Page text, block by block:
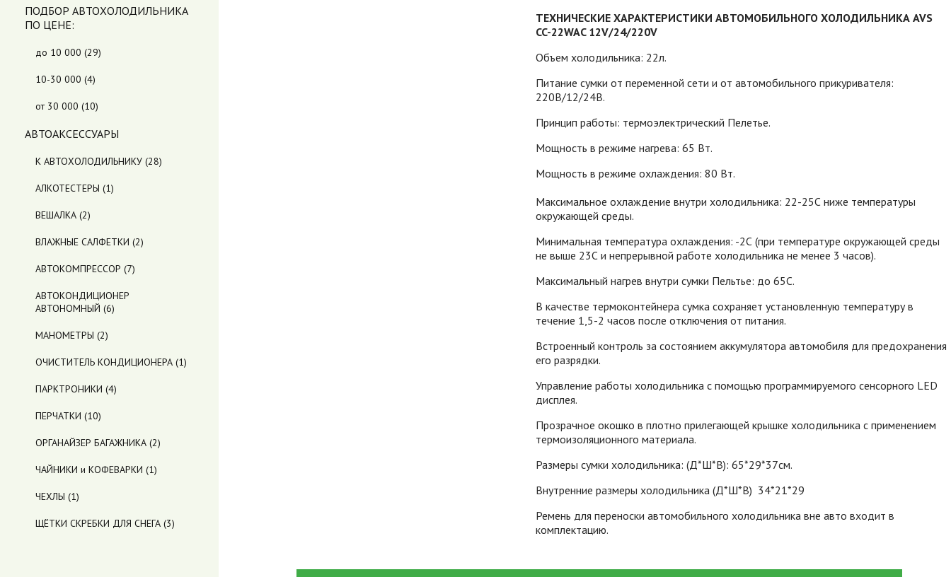
ПОДБОР АВТОХОЛОДИЛЬНИКА
ПO ЦЕНЕ:
до 10 000 (29)
10-30 000 (4)
от 30 000 (10)
АВТОАКСЕССУАРЫ
К АВТОХОЛОДИЛЬНИКУ (28)
АЛКОТЕСТЕРЫ (1)
ВЕШАЛКА (2)
ВЛАЖНЫЕ САЛФЕТКИ (2)
АВТОКОМПРЕССОР (7)
АВТОКОНДИЦИОНЕР
АВТОНОМНЫЙ (6)
МАНОМЕТРЫ (2)
ОЧИСТИТЕЛЬ КОНДИЦИОНЕРА (1)
ПАРКТРОНИКИ (4)
ПЕРЧАТКИ (10)
ОРГАНАЙЗЕР БАГАЖНИКА (2)
ЧАЙНИКИ и КОФЕВАРКИ (1)
ЧЕХЛЫ (1)
ЩЁТКИ СКРЕБКИ ДЛЯ СНЕГА (3)
ТЕХНИЧЕСКИЕ ХАРАКТЕРИСТИКИ АВТОМОБИЛЬНОГО ХОЛОДИЛЬНИКА AVS
CC-22WAC 12V/24/220V
Объем холодильника: 22л.
Питание сумки от переменной сети и от автомобильного прикуривателя:
220В/12/24В.
Принцип работы: термоэлектрический Пелетье.
Мощность в режиме нагрева: 65 Вт.
Мощность в режиме охлаждения: 80 Вт.
Максимальное охлаждение внутри холодильника: 22-25С ниже температуры
окружающей среды.
Минимальная температура охлаждения: -2С (при температуре окружающей среды
не выше 23С и непрерывной работе холодильника не менее 3 часов).
Максимальный нагрев внутри сумки Пельтье: до 65С.
В качестве термоконтейнера сумка сохраняет установленную температуру в
течение 1,5-2 часов после отключения от питания.
Встроенный контроль за состоянием аккумулятора автомобиля для предохранения
его разрядки.
Управление работы холодильника с помощью программируемого сенсорного LED
дисплея.
Прозрачное окошко в плотно прилегающей крышке холодильника с применением
термоизоляционного материала.
Размеры сумки холодильника: (Д*Ш*В): 65*29*37см.
Внутренние размеры холодильника (Д*Ш*В) 34*21*29
Ремень для переноски автомобильного холодильника вне авто входит в
комплектацию.